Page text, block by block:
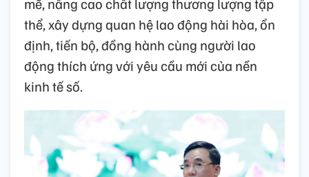
thể, xây dựng quan hệ lao động hài hòa, ổn
định, tiến bộ, đồng hành cùng người lao
động thích ứng với yêu cầu mới của nền
kinh tế số.